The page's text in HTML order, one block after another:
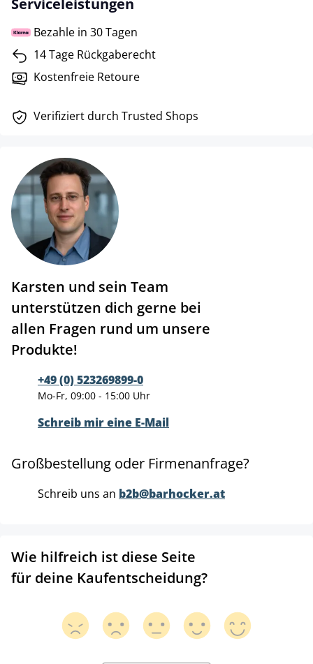
Serviceleistungen
Bezahle in 30 Tagen
14 Tage Rückgaberecht
Kostenfreie Retoure
Verifiziert durch Trusted Shops
Karsten und sein Team
unterstützen dich gerne bei
allen Fragen rund um unsere
Produkte!
+49 (0) 523269899-0
Mo-Fr, 09:00 - 15:00 Uhr
Schreib mir eine E-Mail
Großbestellung oder Firmenanfrage?
Schreib uns an b2b@barhocker.at
Wie hilfreich ist diese Seite
für deine Kaufentscheidung?